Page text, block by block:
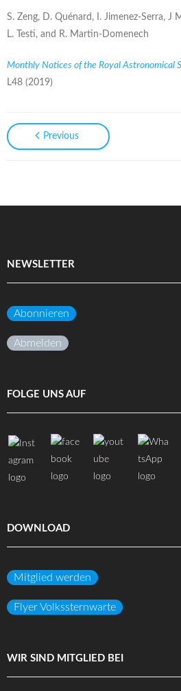
S. Zeng, D. Quénard, I. Jimenez-Serra, J
L. Testi, and R. Martin-Domenech
Monthly Notices of the Royal Astronomical
L48 (2019)
Previous
NEWSLETTER
Abonnieren
Abmelden
FOLGE UNS AUF
DOWNLOAD
Mitglied werden
Flyer Volkssternwarte
WIR SIND MITGLIED BEI